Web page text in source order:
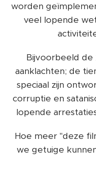
worden
veel lopende
Bijvoorbeeld
aanklachten; de
speciaal zijn
corruptie en
lopende
Hoe meer "deze
we getuige